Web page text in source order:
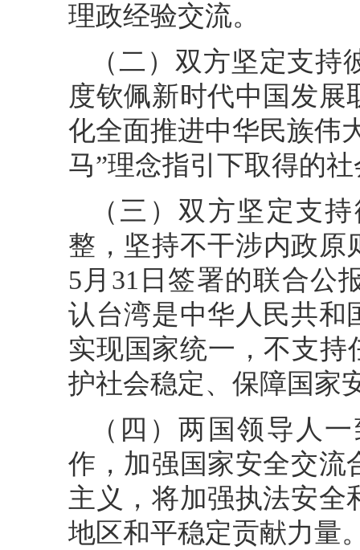
理政经验交流。
（二）双方坚定支
度钦佩新时代中国发
化全面推进中华民族伟
马”理念指引下取得的
（三）双方坚定支
整，坚持不干涉内政原
5月31日签署的联合公
认台湾是中华人民共和
实现国家统一，不支持
护社会稳定、保障国家
（四）两国领导人
作，加强国家安全交流
主义，将加强执法安全
地区和平稳定贡献力量